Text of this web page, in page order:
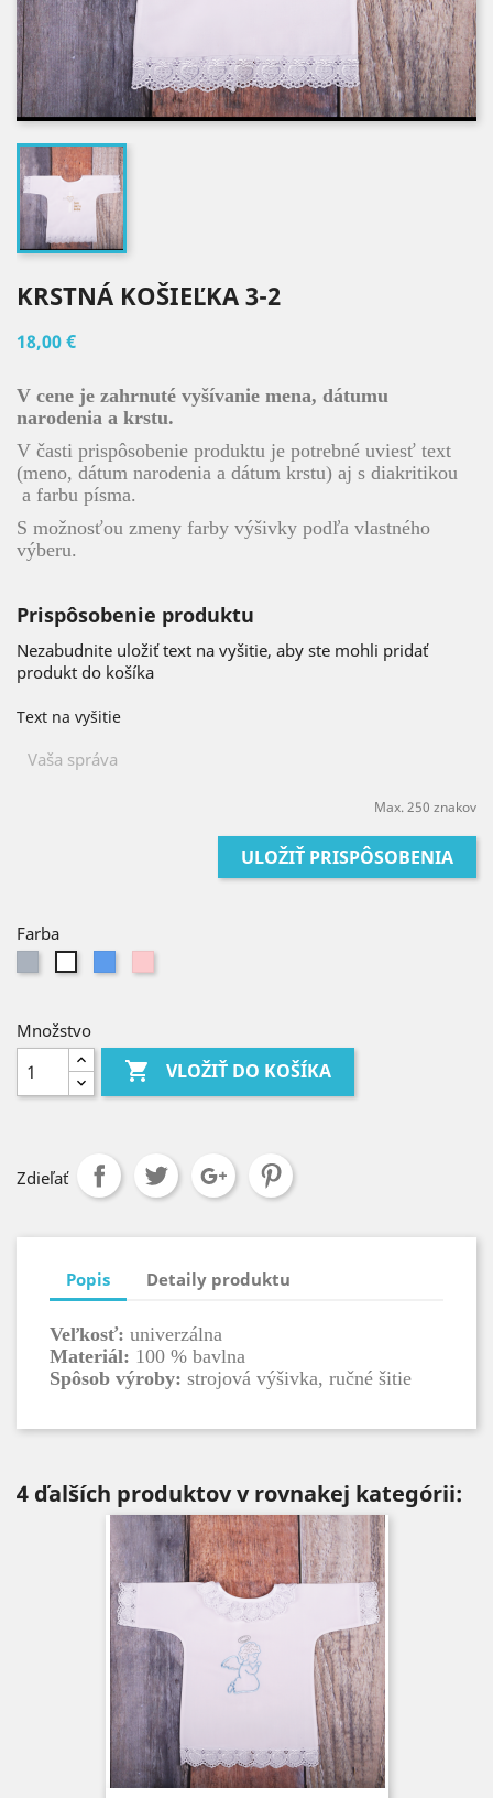
KRSTNÁ KOŠIEĽKA 3-2
18,00 €
V cene je zahrnuté vyšívanie mena, dátumu
narodenia a krstu.
V časti prispôsobenie produktu je potrebné uviesť text
(meno, dátum narodenia a dátum krstu) aj s diakritikou
a farbu písma.
S možnosťou zmeny farby výšivky podľa vlastného
výberu.
Prispôsobenie produktu
Nezabudnite uložiť text na vyšitie, aby ste mohli pridať
produkt do košíka
Text na vyšitie
Max. 250 znakov
ULOŽIŤ PRISPÔSOBENIA
Farba
Množstvo
 VLOŽIŤ DO KOŠÍKA
Zdieľať
Popis Detaily produktu
Veľkosť: univerzálna
Materiál: 100 % bavlna
Spôsob výroby: strojová výšivka, ručné šitie
4 ďalších produktov v rovnakej kategórii: